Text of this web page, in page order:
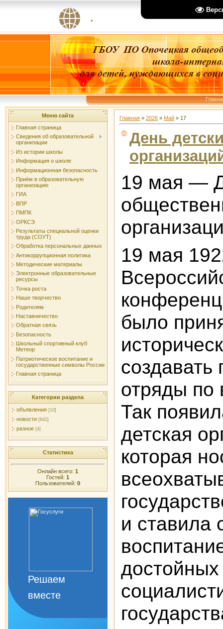
.
Меню сайта
Главная страница
Сведения об образовательной
организации
Из истории школы
Информация о школе
Информационная безопасность
Приём в образовательную
организацию
ГИА
ВПР
ПМПК
ОРКСЭ
Результаты специальной оценки
труда (СОУТ)
Обработка персональных данных
Антикоррупционная политика
Методические материалы
Электронные образовательные
ресурсы
Точка роста
Наше творчество
Родителям
Наставничество
Обратная связь
Безопасность
Школьный спортивный клуб
Метеор
Патриотическое воспитание и
государственные символы России
Главная страница
Категории раздела
объявления [10]
новости [642]
разное [4]
Статистика
Онлайн всего: 1
Гостей: 1
Пользователей: 0
Решаем
вместе
Главная » 2026 » Май » 17
День
19 мая —
19 мая
было
создавать
отряды по
Так
детская
которая
и ставила